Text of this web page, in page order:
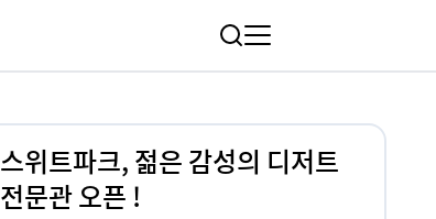
스위트파크, 젊은 감성의 디저트
전문관 오픈 !